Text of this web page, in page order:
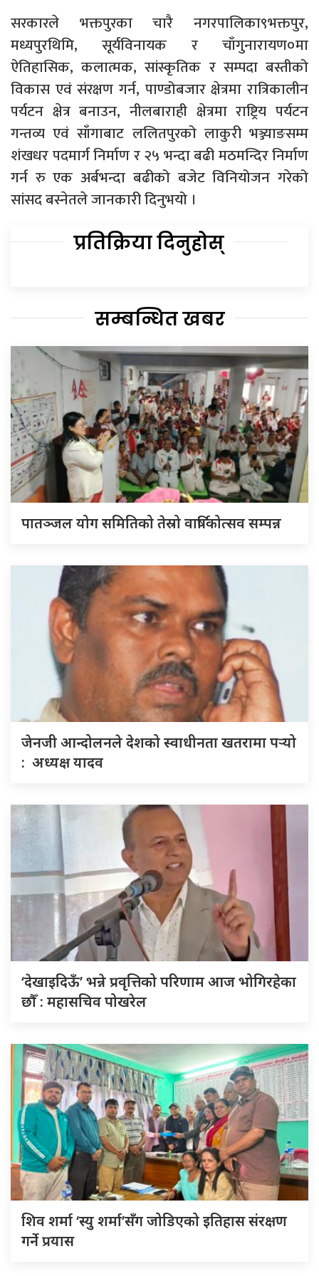
सरकारले भक्तपुरका चारै नगरपालिका९भक्तपुर,
मध्यपुरथिमि, सूर्यविनायक र चाँगुनारायण०मा
ऐतिहासिक, कलात्मक, सांस्कृतिक र सम्पदा बस्तीको
विकास एवं संरक्षण गर्न, पाण्डोबजार क्षेत्रमा रात्रिकालीन
पर्यटन क्षेत्र बनाउन, नीलबाराही क्षेत्रमा राष्ट्रिय पर्यटन
गन्तव्य एवं साँगाबाट ललितपुरको लाकुरी भञ्ज्याङसम्म
शंखधर पदमार्ग निर्माण र २५ भन्दा बढी मठमन्दिर निर्माण
गर्न रु एक अर्बभन्दा बढीको बजेट विनियोजन गरेको
सांसद बस्नेतले जानकारी दिनुभयो ।
प्रतिक्रिया दिनुहोस्
सम्बन्धित खबर
पातञ्जल योग समितिको तेस्रो वार्षिकोत्सव सम्पन्न
जेनजी आन्दोलनले देशको स्वाधीनता खतरामा पर्‍यो
: अध्यक्ष यादव
‘देखाइदिऊँ’ भन्ने प्रवृत्तिको परिणाम आज भोगिरहेका
छौँ : महासचिव पोखरेल
शिव शर्मा ‘स्यु शर्मा’सँग जोडिएको इतिहास संरक्षण
गर्ने प्रयास